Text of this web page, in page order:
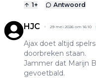
1+ Antwoord
HJC 29 mei 2026 om 16:10
Ajax doet altijd
doorbreken staan.
Jammer dat Marijn
gevoetbald.